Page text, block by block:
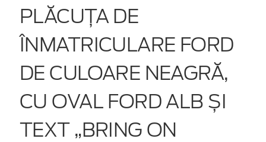
PLĂCUȚA DE
ÎNMATRICULARE FORD
DE CULOARE NEAGRĂ,
CU OVAL FORD ALB ȘI
TEXT „BRING ON